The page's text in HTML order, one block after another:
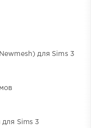
для Sims 3
Sims 3